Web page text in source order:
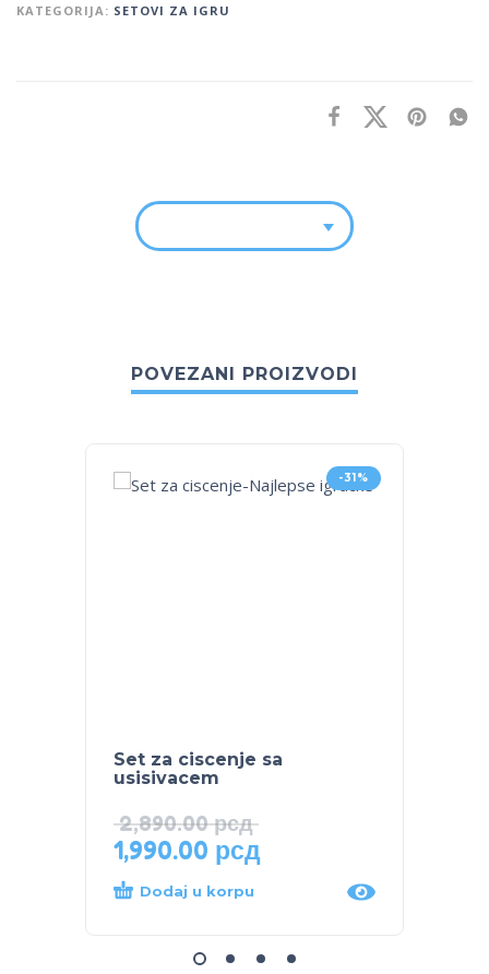
KATEGORIJA: SETOVI ZA IGRU
POVEZANI PROIZVODI
-31%
Set za ciscenje sa
usisivacem
2,890.00рсд
1,990.00 рсд
Dodaj u korpu